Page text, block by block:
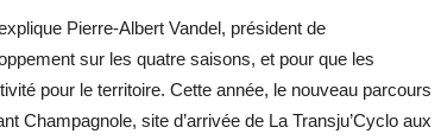
Pierre-Albert Vandel, président de
sur les quatre saisons, et pour que les
pour le territoire. Cette année, le nouveau parcours
Champagnole, site d’arrivée de La Transju’Cyclo aux